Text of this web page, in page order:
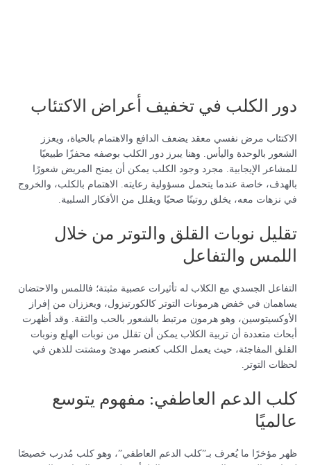
دور الكلب في تخفيف أعراض الاكتئاب
الاكتئاب مرض نفسي معقد يضعف الدافع والاهتمام بالحياة، ويعزز
الشعور بالوحدة واليأس. وهنا يبرز دور الكلب بوصفه محفزًا طبيعيًا
للمشاعر الإيجابية. مجرد وجود الكلب يمكن أن يمنح المريض شعورًا
بالهدف، خاصة عندما يتحمل مسؤولية رعايته. الاهتمام بالكلب، والخروج
في نزهات معه، يخلق روتينًا صحيًا ويقلل من الأفكار السلبية.
تقليل نوبات القلق والتوتر من خلال
اللمس والتفاعل
التفاعل الجسدي مع الكلاب له تأثيرات عصبية مثبتة؛ فاللمس والاحتضان
يساهمان في خفض هرمونات التوتر كالكورتيزول، ويعززان من إفراز
الأوكسيتوسين، وهو هرمون مرتبط بالشعور بالحب والثقة. وقد أظهرت
أبحاث متعددة أن تربية الكلاب يمكن أن تقلل من نوبات الهلع ونوبات
القلق المفاجئة، حيث يعمل الكلب كعنصر مهدئ ومشتت للذهن في
لحظات التوتر.
كلب الدعم العاطفي: مفهوم يتوسع
عالميًا
ظهر مؤخرًا ما يُعرف بـ”كلب الدعم العاطفي”، وهو كلب مُدرب خصيصًا